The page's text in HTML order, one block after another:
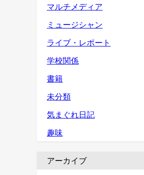
マルチメディア
ミュージシャン
ライブ・レポート
学校関係
書籍
未分類
気まぐれ日記
趣味
アーカイブ